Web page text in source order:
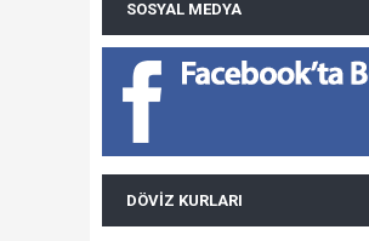
SOSYAL MEDYA
DÖVIZ KURLARI